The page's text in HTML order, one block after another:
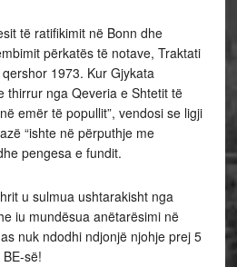
të ratifikimit në Bonn dhe
përkatës të notave, Traktati
1973. Kur Gjykata
thirrur nga Qeveria e Shtetit të
emër të popullit”, vendosi se ligji
“ishte në përputhje me
pengesa e fundit.
u sulmua ushtarakisht nga
iu mundësua anëtarësimi në
nuk ndodhi ndjonjë njohje prej 5
së!